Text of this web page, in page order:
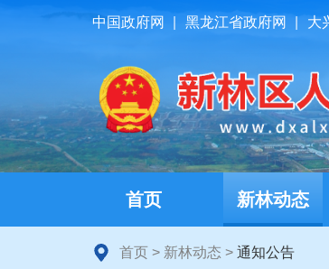
中国政府网 黑龙江省政府网 大
首页 新林动态
首页 > 新林动态 > 通知公告